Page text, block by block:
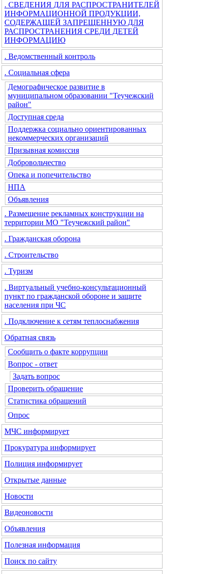
. СВЕДЕНИЯ ДЛЯ РАСПРОСТРАНИТЕЛЕЙ
ИНФОРМАЦИОННОЙ ПРОДУКЦИИ,
СОДЕРЖАЩЕЙ ЗАПРЕЩЕННУЮ ДЛЯ
РАСПРОСТРАНЕНИЯ СРЕДИ ДЕТЕЙ
ИНФОРМАЦИЮ
. Ведомственный контроль
. Социальная сфера
Демографическое развитие в
муниципальном образовании "Теучежский
район"
Доступная среда
Поддержка социально ориентированных
некоммерческих организаций
Призывная комиссия
Добровольчество
Опека и попечительство
НПА
Объявления
. Размещение рекламных конструкции на
территории МО "Теучежский район"
. Гражданская оборона
. Строительство
. Туризм
. Виртуальный учебно-консультационный
пункт по гражданской обороне и защите
населения при ЧС
. Подключение к сетям теплоснабжения
Обратная связь
Сообщить о факте коррупции
Вопрос - ответ
Задать вопрос
Проверить обращение
Статистика обращений
Опрос
МЧС информирует
Прокуратура информирует
Полиция информирует
Открытые данные
Новости
Видеоновости
Объявления
Полезная информация
Поиск по сайту